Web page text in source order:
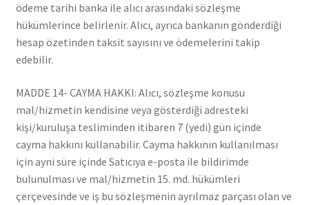
ödeme tarihi banka ile alıcı arasındaki sözleşme
hükümlerince belirlenir. Alıcı, ayrıca bankanın gönderdiği
hesap özetinden taksit sayısını ve ödemelerini takip
edebilir.
MADDE 14- CAYMA HAKKI: Alıcı, sözleşme konusu
mal/hizmetin kendisine veya gösterdiği adresteki
kişi/kuruluşa tesliminden itibaren 7 (yedi) gün içinde
cayma hakkını kullanabilir. Cayma hakkının kullanılması
için ayni süre içinde Satıcıya e-posta ile bildirimde
bulunulması ve mal/hizmetin 15. md. hükümleri
çerçevesinde ve iş bu sözleşmenin ayrılmaz parçası olan ve